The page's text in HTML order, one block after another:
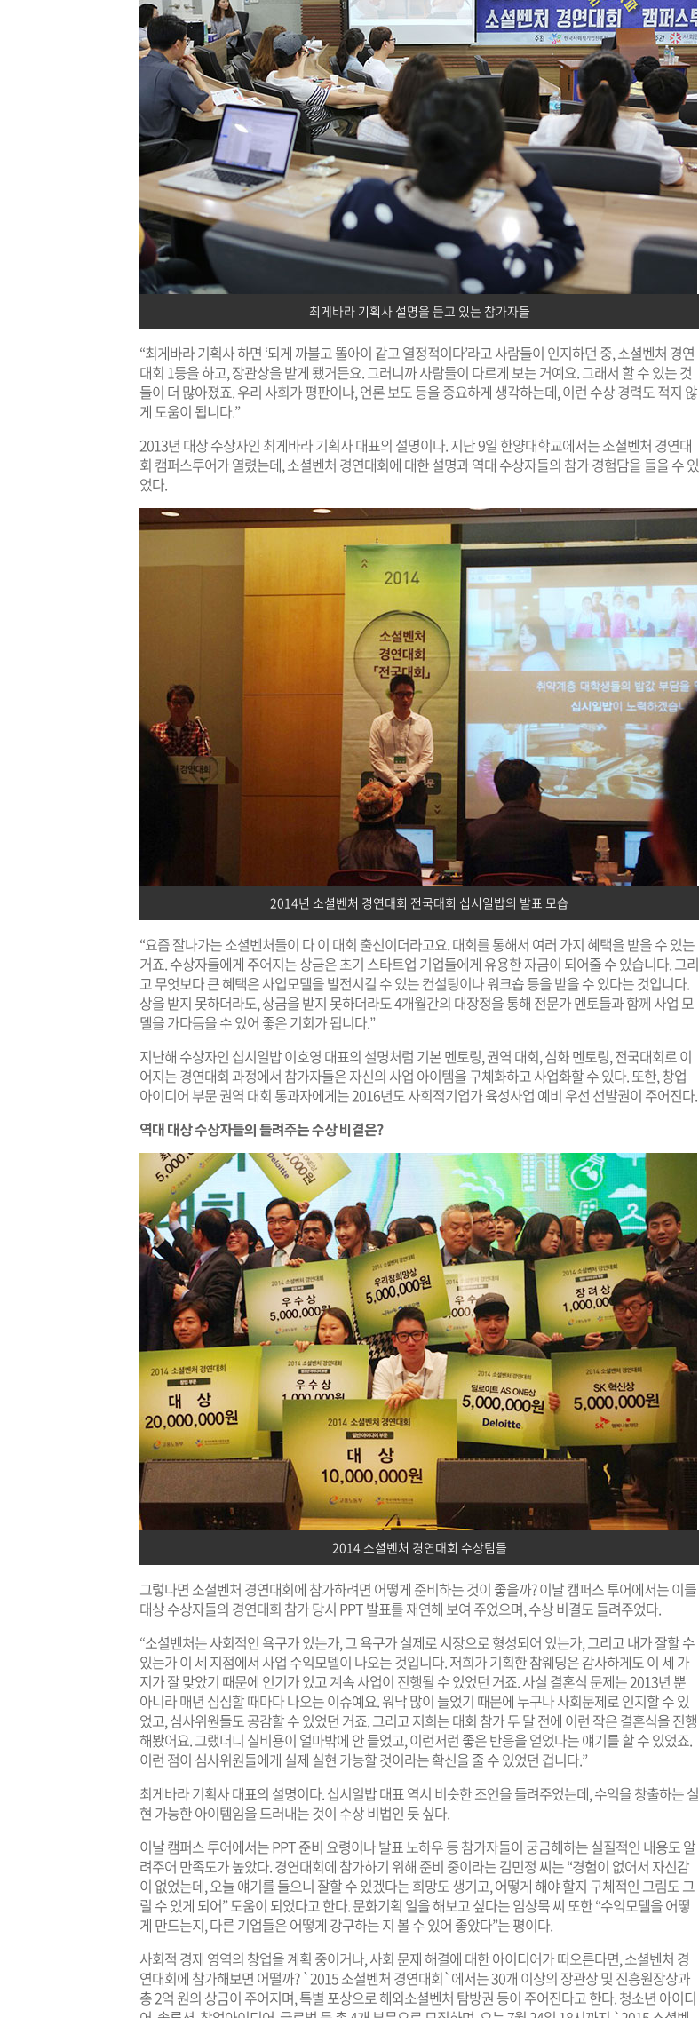
최게바라 기획사 설명을 듣고 있는 참가자들
“최게바라 기획사 하면 ‘되게 까불고 똘아이 같고 열정적이다’라고 사람들이 인지하던 중, 소셜벤처 경연
대회 1등을 하고, 장관상을 받게 됐거든요. 그러니까 사람들이 다르게 보는 거예요. 그래서 할 수 있는 것
들이 더 많아졌죠. 우리 사회가 평판이나, 언론 보도 등을 중요하게 생각하는데, 이런 수상 경력도 적지 않
게 도움이 됩니다.”
2013년 대상 수상자인 최게바라 기획사 대표의 설명이다. 지난 9일 한양대학교에서는 소셜벤처 경연대
회 캠퍼스투어가 열렸는데, 소셜벤처 경연대회에 대한 설명과 역대 수상자들의 참가 경험담을 들을 수 있
었다.
2014년 소셜벤처 경연대회 전국대회 십시일밥의 발표 모습
“요즘 잘나가는 소셜벤처들이 다 이 대회 출신이더라고요. 대회를 통해서 여러 가지 혜택을 받을 수 있는
거죠. 수상자들에게 주어지는 상금은 초기 스타트업 기업들에게 유용한 자금이 되어줄 수 있습니다. 그리
고 무엇보다 큰 혜택은 사업모델을 발전시킬 수 있는 컨설팅이나 워크숍 등을 받을 수 있다는 것입니다.
상을 받지 못하더라도, 상금을 받지 못하더라도 4개월간의 대장정을 통해 전문가 멘토들과 함께 사업 모
델을 가다듬을 수 있어 좋은 기회가 됩니다.”
지난해 수상자인 십시일밥 이호영 대표의 설명처럼 기본 멘토링, 권역 대회, 심화 멘토링, 전국대회로 이
어지는 경연대회 과정에서 참가자들은 자신의 사업 아이템을 구체화하고 사업화할 수 있다. 또한, 창업
아이디어 부문 권역 대회 통과자에게는 2016년도 사회적기업가 육성사업 예비 우선 선발권이 주어진다.
역대 대상 수상자들의 들려주는 수상 비결은?
2014 소셜벤처 경연대회 수상팀들
그렇다면 소셜벤처 경연대회에 참가하려면 어떻게 준비하는 것이 좋을까? 이날 캠퍼스 투어에서는 이들
대상 수상자들의 경연대회 참가 당시 PPT 발표를 재연해 보여 주었으며, 수상 비결도 들려주었다.
“소셜벤처는 사회적인 욕구가 있는가, 그 욕구가 실제로 시장으로 형성되어 있는가, 그리고 내가 잘할 수
있는가 이 세 지점에서 사업 수익모델이 나오는 것입니다. 저희가 기획한 참웨딩은 감사하게도 이 세 가
지가 잘 맞았기 때문에 인기가 있고 계속 사업이 진행될 수 있었던 거죠. 사실 결혼식 문제는 2013년 뿐
아니라 매년 심심할 때마다 나오는 이슈예요. 워낙 많이 들었기 때문에 누구나 사회문제로 인지할 수 있
었고, 심사위원들도 공감할 수 있었던 거죠. 그리고 저희는 대회 참가 두 달 전에 이런 작은 결혼식을 진행
해봤어요. 그랬더니 실비용이 얼마밖에 안 들었고, 이런저런 좋은 반응을 얻었다는 얘기를 할 수 있었죠.
이런 점이 심사위원들에게 실제 실현 가능할 것이라는 확신을 줄 수 있었던 겁니다.”
최게바라 기획사 대표의 설명이다. 십시일밥 대표 역시 비슷한 조언을 들려주었는데, 수익을 창출하는 실
현 가능한 아이템임을 드러내는 것이 수상 비법인 듯 싶다.
이날 캠퍼스 투어에서는 PPT 준비 요령이나 발표 노하우 등 참가자들이 궁금해하는 실질적인 내용도 알
려주어 만족도가 높았다. 경연대회에 참가하기 위해 준비 중이라는 김민정 씨는 “경험이 없어서 자신감
이 없었는데, 오늘 얘기를 들으니 잘할 수 있겠다는 희망도 생기고, 어떻게 해야 할지 구체적인 그림도 그
릴 수 있게 되어” 도움이 되었다고 한다. 문화기획 일을 해보고 싶다는 임상묵 씨 또한 “수익모델을 어떻
게 만드는지, 다른 기업들은 어떻게 강구하는 지 볼 수 있어 좋았다”는 평이다.
사회적 경제 영역의 창업을 계획 중이거나, 사회 문제 해결에 대한 아이디어가 떠오른다면, 소셜벤처 경
연대회에 참가해보면 어떨까? `2015 소셜벤처 경연대회`에서는 30개 이상의 장관상 및 진흥원장상과
총 2억 원의 상금이 주어지며, 특별 포상으로 해외소셜벤처 탐방권 등이 주어진다고 한다. 청소년 아이디